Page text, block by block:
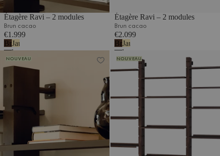
Étagère Ravi – 2 modules
Brun cacao
€1.999
Brun
cacao
Jaune
beurre
Étagère Ravi – 2 modules
Brun cacao
€2.099
Brun
cacao
Jaune
beurre
NOUVEAU
Étagère Ravi – 3 modules
NOUVEAU